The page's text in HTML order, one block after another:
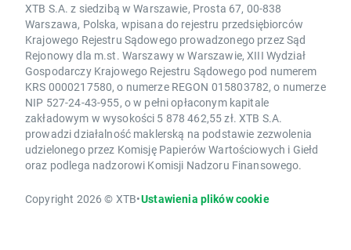
XTB S.A. z siedzibą w Warszawie, Prosta 67, 00-838
Warszawa, Polska, wpisana do rejestru przedsiębiorców
Krajowego Rejestru Sądowego prowadzonego przez Sąd
Rejonowy dla m.st. Warszawy w Warszawie, XIII Wydział
Gospodarczy Krajowego Rejestru Sądowego pod numerem
KRS 0000217580, o numerze REGON 015803782, o numerze
NIP 527-24-43-955, o w pełni opłaconym kapitale
zakładowym w wysokości 5 878 462,55 zł. XTB S.A.
prowadzi działalność maklerską na podstawie zezwolenia
udzielonego przez Komisję Papierów Wartościowych i Giełd
oraz podlega nadzorowi Komisji Nadzoru Finansowego.
Copyright 2026 © XTB•Ustawienia plików cookie